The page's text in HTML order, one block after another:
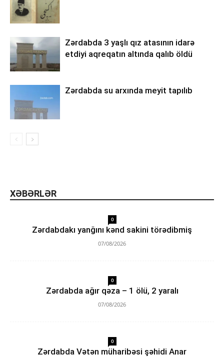
Zərdabda 3 yaşlı qız atasının idarə
etdiyi aqreqatın altında qalıb öldü
Zərdabda su arxında meyit tapılıb
XƏBƏRLƏR
0
Zərdabdakı yanğını kənd sakini törədibmiş
07/08/2026
0
Zərdabda ağır qəza – 1 ölü, 2 yaralı
07/08/2026
0
Zərdabda Vətən müharibəsi şəhidi Anar